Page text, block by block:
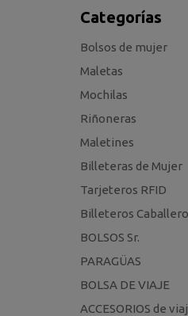
Categorías
Bolsos de mujer
Maletas
Mochilas
Riñoneras
Maletines
Billeteras de Mujer
Tarjeteros RFID
Billeteros Caballero
BOLSOS Sr.
PARAGÜAS
BOLSA DE VIAJE
ACCESORIOS de